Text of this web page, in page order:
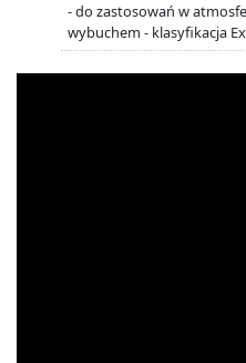
- do zastosowań w
wybuchem - klasyfikacja